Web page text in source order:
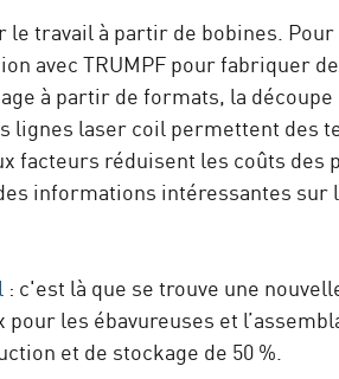
travail à partir de bobines. Pour
avec TRUMPF pour fabriquer
à partir de formats, la découpe
lignes laser coil permettent des
facteurs réduisent les coûts des
informations intéressantes sur
: c'est là que se trouve une
les ébavureuses et
et de stockage de 50 %.